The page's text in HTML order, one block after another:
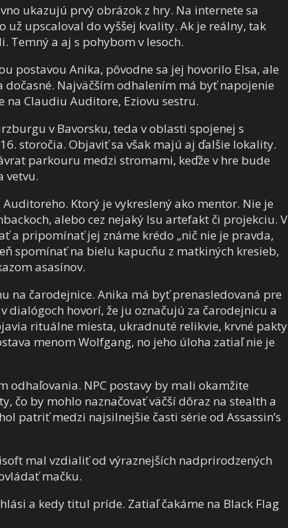
ukazujú prvý obrázok z hry. Na internete sa
upscaloval do vyššej kvality. Ak je reálny, tak
Temný a aj s pohybom v lesoch.
postavou Anika, pôvodne sa jej hovorilo Elsa, ale
dočasné. Najväčším odhalením má byť napojenie
na Claudiu Auditore, Eziovu sestru.
v Bavorsku, teda v oblasti spojenej s
storočia. Objaviť sa však majú aj ďalšie lokality.
parkouru medzi stromami, keďže v hre bude
vetvu.
Ktorý je vykreslený ako mentor. Nie je
alebo cez nejaký Isu artefakt či projekciu. V
a pripomínať jej známe krédo „nič nie je pravda,
spomínať na bielu kapucňu z matkiných kresieb,
asasínov.
na čarodejnice. Anika má byť prenasledovaná pre
dialógoch hovorí, že ju označujú za čarodejnicu a
rituálne miesta, ukradnuté relikvie, krvné pakty
menom Wolfgang, no jeho úloha zatiaľ nie je
odhaľovania. NPC postavy by mali okamžite
čo by mohlo naznačovať väčší dôraz na stealth a
patriť medzi najsilnejšie časti série od Assassin’s
mal vzdialiť od výraznejších nadprirodzených
mačku.
a kedy titul príde. Zatiaľ čakáme na Black Flag